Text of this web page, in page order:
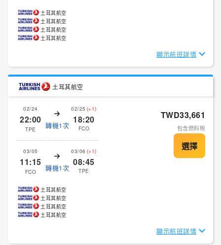
土耳其航空
土耳其航空
土耳其航空
土耳其航空
顯示航班詳情
土耳其航空
02/24
22:00
TPE 轉機1次
02/25 (+1)
18:20
FCO
03/05
11:15
FCO 轉機1次
03/06 (+1)
08:45
TPE
TWD33,661
包含燃料稅
土耳其航空
土耳其航空
土耳其航空
土耳其航空
顯示航班詳情